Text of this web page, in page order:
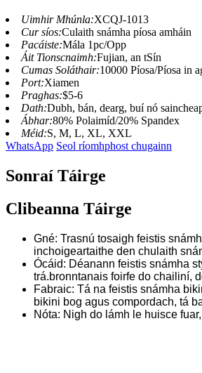
Uimhir Mhúnla:XCQJ-1013
Cur síos:Culaith snámha píosa amháin
Pacáiste:Mála 1pc/Opp
Áit Tionscnaimh:Fujian, an tSín
Cumas Soláthair:10000 Píosa/Píosa in
Port:Xiamen
Praghas:$5-6
Dath:Dubh, bán, dearg, buí nó
Ábhar:80% Polaimíd/20% Spandex
Méid:S, M, L, XL, XXL
WhatsApp Seol ríomhphost chugainn
Sonraí Táirge
Clibeanna Táirge
Gné: Trasnú tosaigh feistis
inchoigeartaithe den chulaith
Ócáid: Déanann feistis snámha
trá.bronntanais foirfe do chailiní,
Fabraic: Tá na feistis snámha
bikini bog agus compordach, tá
Nóta: Nigh do lámh le huisce